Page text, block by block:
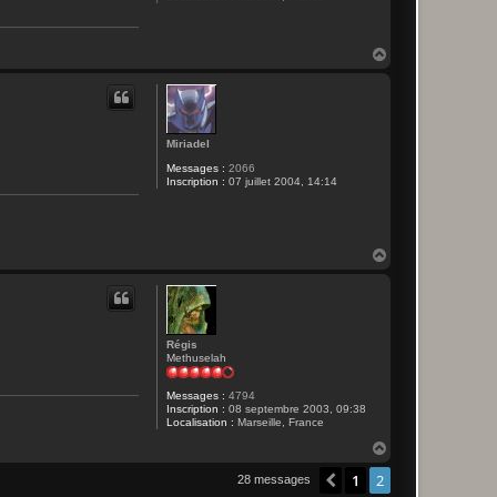
Miriadel
Messages : 2066
Inscription : 07 juillet 2004, 14:14
Régis
Methuselah
Messages : 4794
Inscription : 08 septembre 2003, 09:38
Localisation : Marseille, France
28 messages Précédent
1 2